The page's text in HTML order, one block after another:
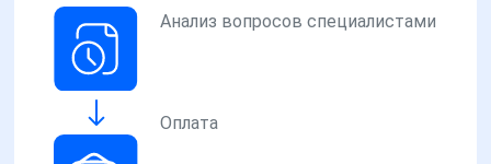
Анализ вопросов специалистами
Оплата